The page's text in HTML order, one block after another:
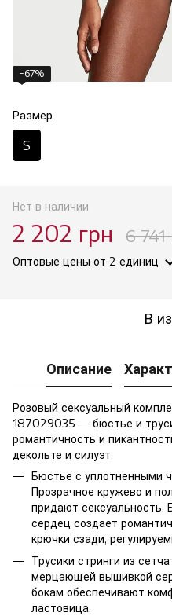
−67%
Размер
S
Нет в наличии
2 202 грн 6 741
Оптовые цены от 2 единиц
В
Описание
Розовый сексуальный
187029035 — бюстье и
романтичность и
декольте и силуэт.
Бюстье с уплотненными
Прозрачное кружево и
придают
сердец создает
крючки сзади,
Трусики стринги из
мерцающей вышивкой
бокам обеспечивают
ластовица.